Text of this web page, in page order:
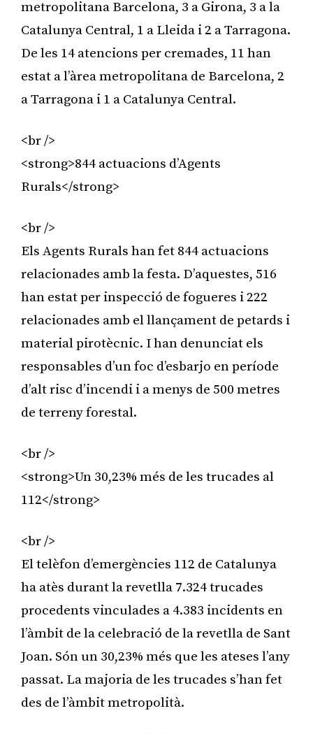
metropolitana Barcelona, 3 a Girona, 3 a la
Catalunya Central, 1 a Lleida i 2 a Tarragona.
De les 14 atencions per cremades, 11 han
estat a l’àrea metropolitana de Barcelona, 2
a Tarragona i 1 a Catalunya Central.
<br />
<strong>844 actuacions d’Agents
Rurals</strong>
<br />
Els Agents Rurals han fet 844 actuacions
relacionades amb la festa. D’aquestes, 516
han estat per inspecció de fogueres i 222
relacionades amb el llançament de petards i
material pirotècnic. I han denunciat els
responsables d’un foc d’esbarjo en període
d’alt risc d’incendi i a menys de 500 metres
de terreny forestal.
<br />
<strong>Un 30,23% més de les trucades al
112</strong>
<br />
El telèfon d’emergències 112 de Catalunya
ha atès durant la revetlla 7.324 trucades
procedents vinculades a 4.383 incidents en
l’àmbit de la celebració de la revetlla de Sant
Joan. Són un 30,23% més que les ateses l’any
passat. La majoria de les trucades s’han fet
des de l’àmbit metropolità.